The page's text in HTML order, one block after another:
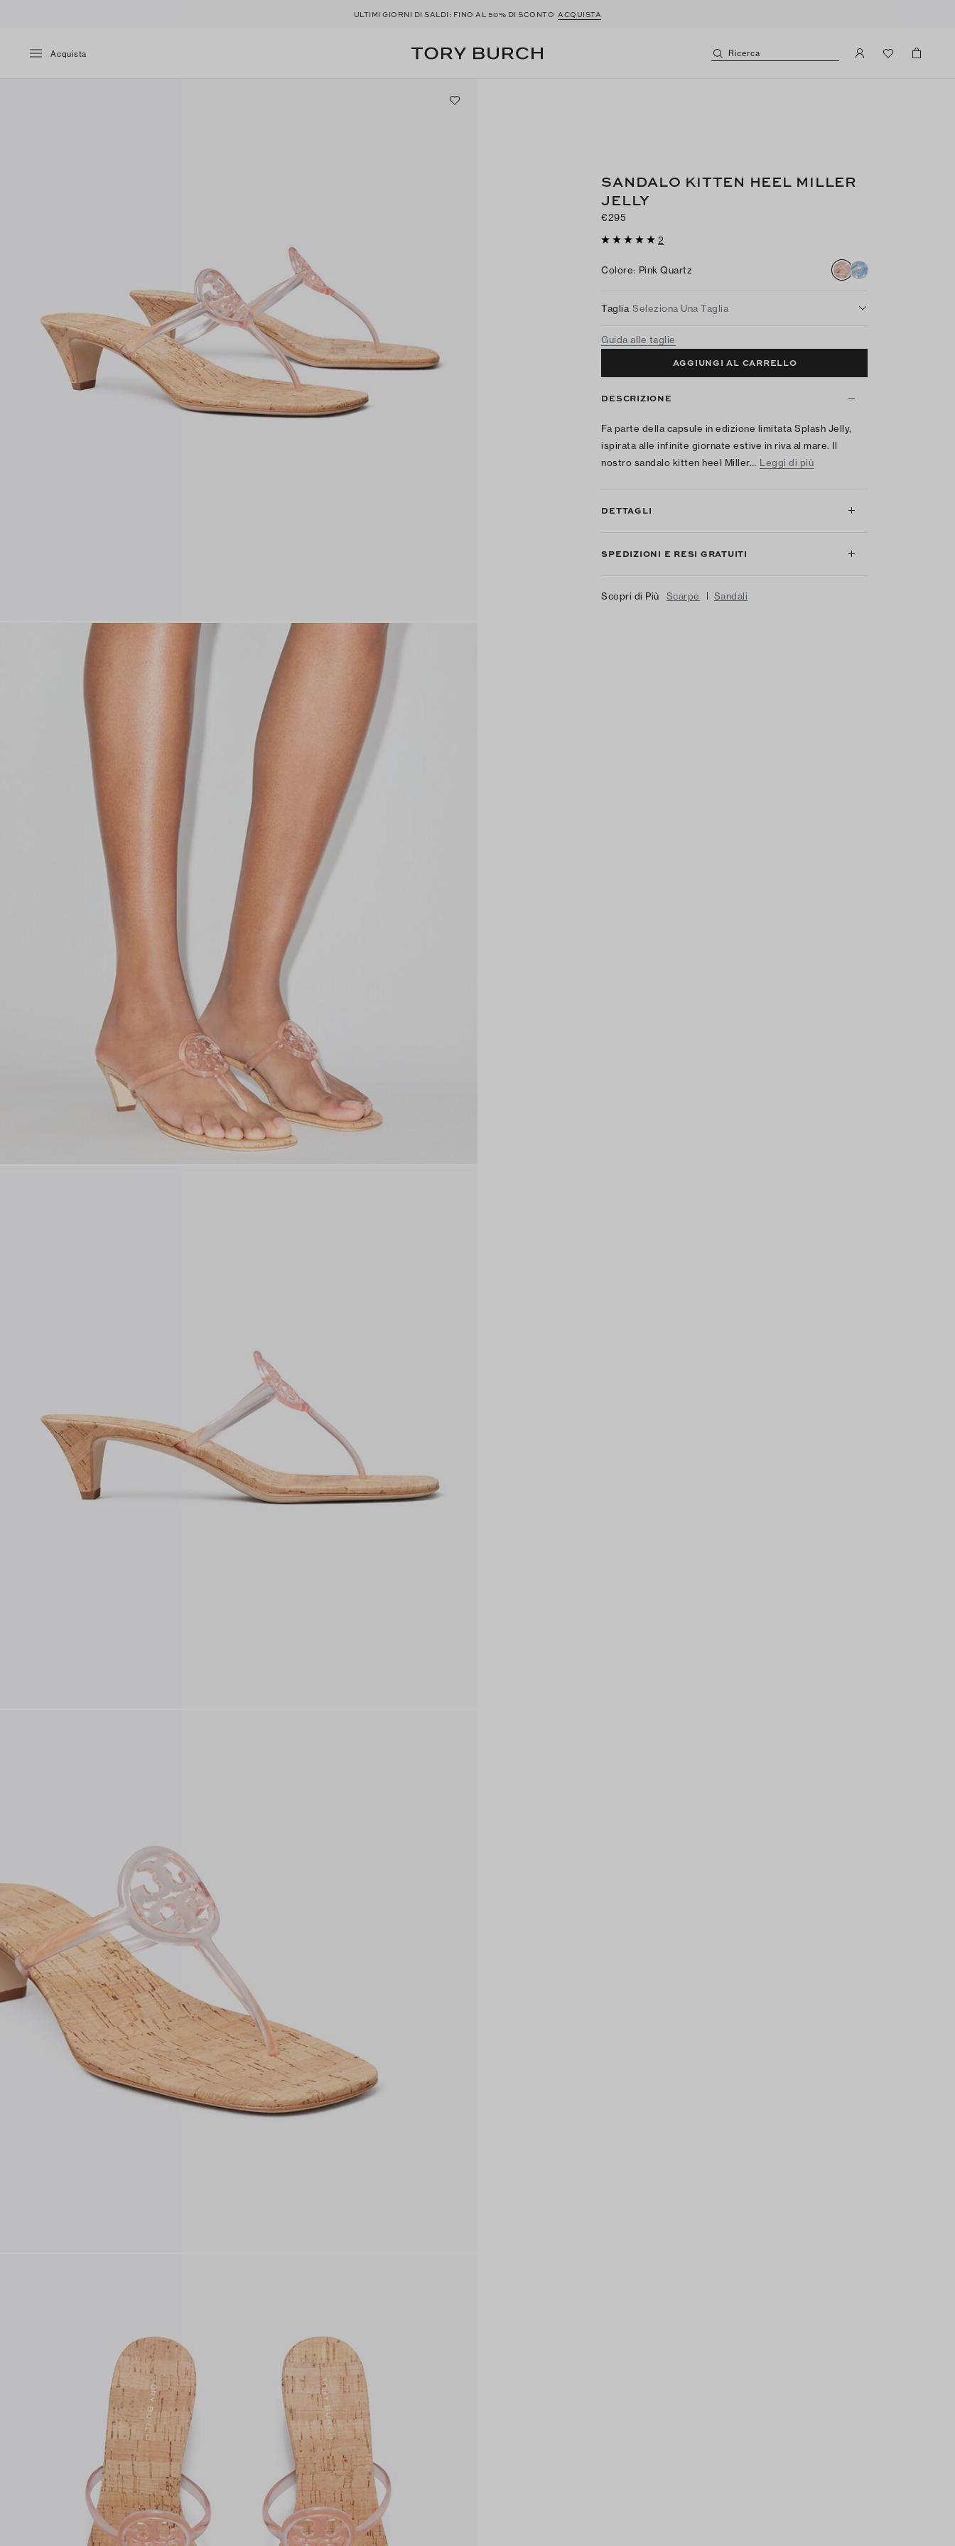
ULTIMI GIORNI DI SALDI: FINO AL 50% DI SCONTO ACQUISTA
Acquista Ricerca
SANDALO KITTEN HEEL MILLER
JELLY
€295
2
Colore: Pink Quartz
Taglia Seleziona Una Taglia
Guida alle taglie
AGGIUNGI AL CARRELLO
DESCRIZIONE
Fa parte della capsule in edizione limitata Splash Jelly,
ispirata alle infinite giornate estive in riva al mare. Il
nostro sandalo kitten heel Miller… Leggi di più
DETTAGLI
SPEDIZIONI E RESI GRATUITI
Scopri di Più Scarpe | Sandali